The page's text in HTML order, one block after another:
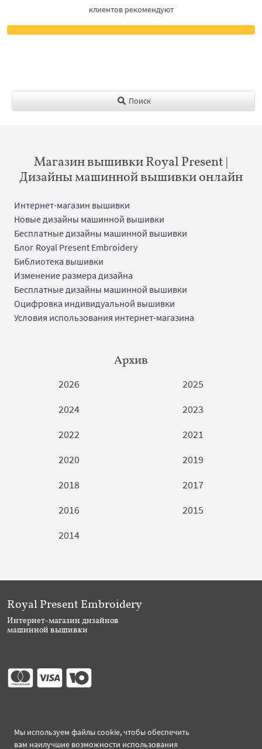
клиентов рекомендуют
Поиск
Магазин вышивки Royal Present |
Дизайны машинной вышивки онлайн
Интернет-магазин вышивки
Новые дизайны машинной вышивки
Бесплатные дизайны машинной вышивки
Блог Royal Present Embroidery
Библиотека вышивки
Изменение размера дизайна
Бесплатные дизайны машинной вышивки
Оцифровка индивидуальной вышивки
Условия использования интернет-магазина
Архив
2026
2025
2024
2023
2022
2021
2020
2019
2018
2017
2016
2015
2014
Мы используем файлы cookie, чтобы обеспечить
вам наилучшие возможности использования
Royal Present Embroidery
Интернет-магазин дизайнов
машинной вышивки